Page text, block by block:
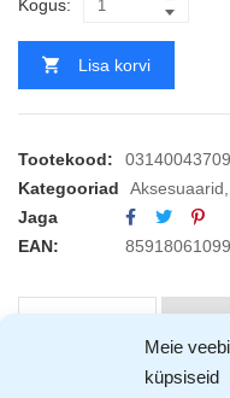
Meie
küpsiseid
Kogus:
Lisa korvi
Tootekood:
Kategooriad
Aksesuaarid
Jaga
EAN: